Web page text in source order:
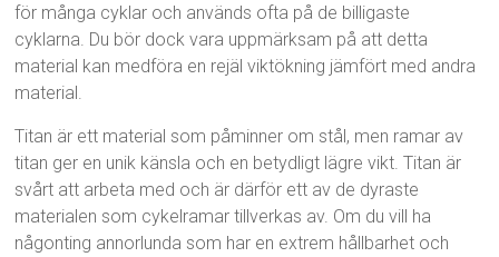
för många cyklar och används ofta på de billigaste
cyklarna. Du bör dock vara uppmärksam på att detta
material kan medföra en rejäl viktökning jämfört med andra
material.
Titan är ett material som påminner om stål, men ramar av
titan ger en unik känsla och en betydligt lägre vikt. Titan är
svårt att arbeta med och är därför ett av de dyraste
materialen som cykelramar tillverkas av. Om du vill ha
någonting annorlunda som har en extrem hållbarhet och